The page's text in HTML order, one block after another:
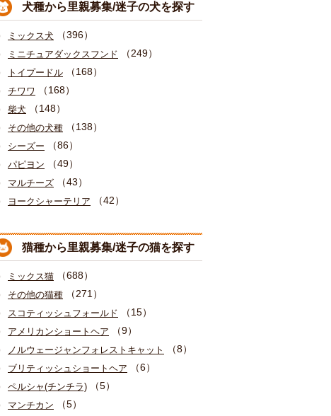
犬種から里親募集/迷子の犬を探す
ミックス犬 （396）
ミニチュアダックスフンド （249）
トイプードル （168）
チワワ （168）
柴犬 （148）
その他の犬種 （138）
シーズー （86）
パピヨン （49）
マルチーズ （43）
ヨークシャーテリア （42）
猫種から里親募集/迷子の猫を探す
ミックス猫 （688）
その他の猫種 （271）
スコティッシュフォールド （15）
アメリカンショートヘア （9）
ノルウェージャンフォレストキャット （8）
ブリティッシュショートヘア （6）
ペルシャ(チンチラ) （5）
マンチカン （5）